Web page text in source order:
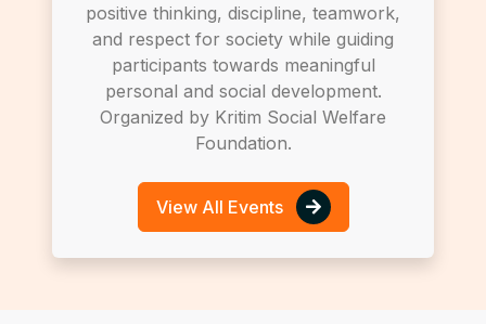
positive thinking, discipline, teamwork,
and respect for society while guiding
participants towards meaningful
personal and social development.
Organized by Kritim Social Welfare
Foundation.
View All Events